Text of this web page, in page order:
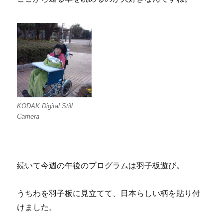
KODAK Digital Still
Camera
続いて今週の午後のプログラムは羽子板遊び。
うちわを羽子板に見立てて、日本らしい柄を貼り付
けました。